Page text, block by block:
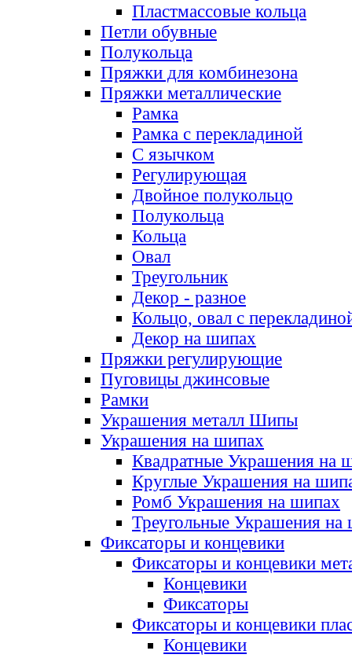
Пластмассовые кольца
Петли обувные
Полукольца
Пряжки для комбинезона
Пряжки металлические
Рамка
Рамка с перекладиной
С язычком
Регулирующая
Двойное полукольцо
Полукольца
Кольца
Овал
Треугольник
Декор - разное
Кольцо, овал с
Декор на шипах
Пряжки регулирующие
Пуговицы джинсовые
Рамки
Украшения металл Шипы
Украшения на шипах
Квадратные Украшения на
Круглые Украшения на
Ромб Украшения на шипах
Треугольные Украшения на
Фиксаторы и концевики
Фиксаторы и концевики
Концевики
Фиксаторы
Фиксаторы и концевики
Концевики